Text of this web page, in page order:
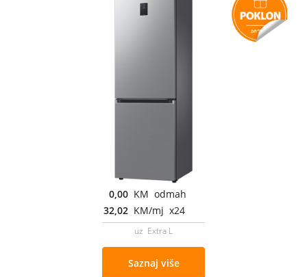
0,00 KM odmah
32,02 KM/mj x24
uz Extra L
Saznaj više